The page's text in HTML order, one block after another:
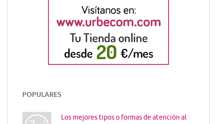
POPULARES
Los mejores tipos o formas de atención al